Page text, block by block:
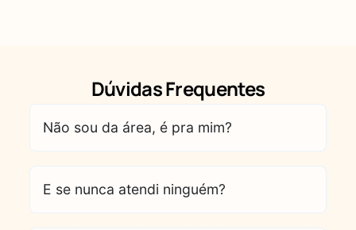
Dúvidas Frequentes
Não sou da área, é pra mim?
E se nunca atendi ninguém?